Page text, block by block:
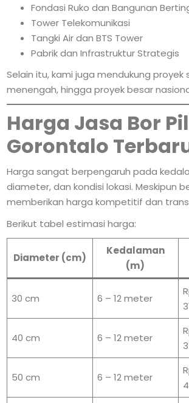
Fondasi Ruko dan Bangunan
Tower Telekomunikasi
Tangki Air dan BTS Tower
Pabrik dan Infrastruktur Strategis
Selain itu, kami juga mendukung proyek
menengah, hingga proyek besar
Harga Jasa Bor
Gorontalo
Harga sangat berpengaruh pada
diameter, dan kondisi lokasi. Meskipun
memberikan harga kompetitif dan
Berikut tabel estimasi harga:
Diameter (cm)
Kedalaman
(m)
30 cm 6 – 12 meter
40 cm 6 – 12 meter
50 cm 6 – 12 meter